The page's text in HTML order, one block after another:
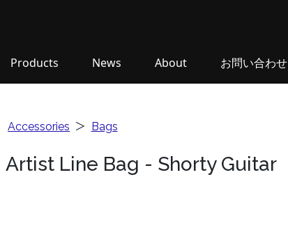
Products News About お問い合わせ
Accessories ＞ Bags
Artist Line Bag - Shorty Guitar